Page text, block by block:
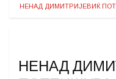
НЕНАД ДИМИТРИЈЕВИЌ
НЕНАД